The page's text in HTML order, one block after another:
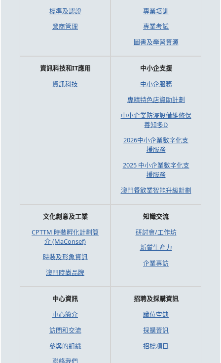
標準及認證
營商管理
專業培訓
專業考試
圖書及學習資源
資訊科技和IT應用
資訊科技
中小企支援
中小企服務
專精特色店資助計劃
中小企業防浸設備維修保
養知多D
2026中小企業數字化支
援服務
2025 中小企業數字化支
援服務
澳門餐飲業智能升級計劃
文化創意及工業
CPTTM 時裝孵化計劃簡
介 (MaConsef)
時裝及形象資訊
澳門時尚品牌
知識交流
研討會/工作坊
新質生產力
企業專訪
中心資訊
中心簡介
訪問和交流
參與的組織
聯絡我們
招聘及採購資訊
職位空缺
採購資訊
招標項目